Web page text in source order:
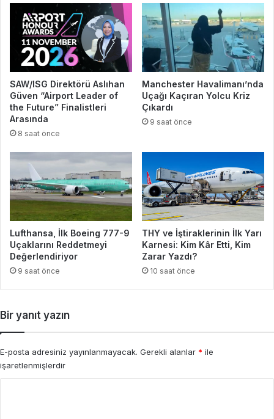
SAW/ISG Direktörü Aslıhan
Güven “Airport Leader of
the Future” Finalistleri
Arasında
8 saat önce
Manchester Havalimanı’nda
Uçağı Kaçıran Yolcu Kriz
Çıkardı
9 saat önce
Lufthansa, İlk Boeing 777-9
Uçaklarını Reddetmeyi
Değerlendiriyor
9 saat önce
THY ve İştiraklerinin İlk Yarı
Karnesi: Kim Kâr Etti, Kim
Zarar Yazdı?
10 saat önce
Bir yanıt yazın
E-posta adresiniz yayınlanmayacak. Gerekli alanlar * ile
işaretlenmişlerdir